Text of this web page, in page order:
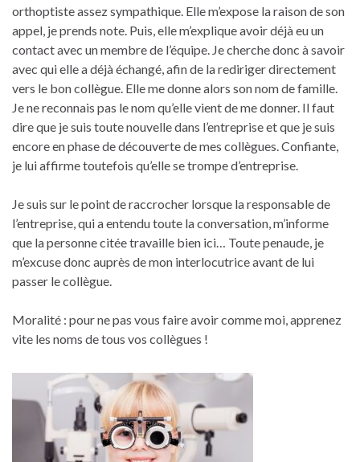
orthoptiste assez sympathique. Elle m’expose la raison de son
appel, je prends note. Puis, elle m’explique avoir déjà eu un
contact avec un membre de l’équipe. Je cherche donc à savoir
avec qui elle a déjà échangé, afin de la rediriger directement
vers le bon collègue. Elle me donne alors son nom de famille.
Je ne reconnais pas le nom qu’elle vient de me donner. Il faut
dire que je suis toute nouvelle dans l’entreprise et que je suis
encore en phase de découverte de mes collègues. Confiante,
je lui affirme toutefois qu’elle se trompe d’entreprise.
Je suis sur le point de raccrocher lorsque la responsable de
l’entreprise, qui a entendu toute la conversation, m’informe
que la personne citée travaille bien ici… Toute penaude, je
m’excuse donc auprès de mon interlocutrice avant de lui
passer le collègue.
Moralité : pour ne pas vous faire avoir comme moi, apprenez
vite les noms de tous vos collègues !